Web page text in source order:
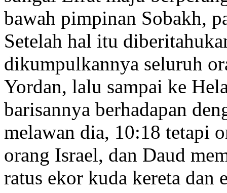
bawah pimpinan Sobakh,
Setelah hal itu
dikumpulkannya seluruh
Yordan, lalu sampai ke
barisannya berhadapan
melawan dia, 10:18 tetapi
orang Israel, dan Daud
ratus ekor kuda kereta dan